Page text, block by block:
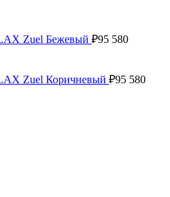
Zuel Бежевый ₽95 580
Zuel Коричневый ₽95 580